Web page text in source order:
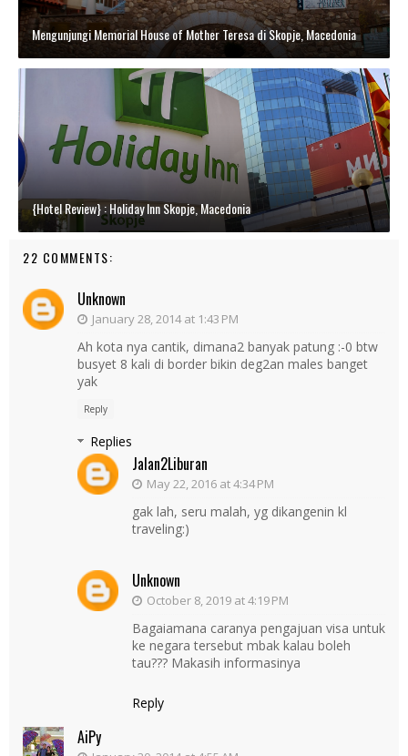
Mengunjungi Memorial House of Mother Teresa di Skopje, Macedonia
{Hotel Review} : Holiday Inn Skopje, Macedonia
22 COMMENTS:
Unknown
January 28, 2014 at 1:43 PM
Ah kota nya cantik, dimana2 banyak patung :-0 btw
busyet 8 kali di border bikin deg2an males banget
yak
Reply
Replies
Jalan2Liburan
May 22, 2016 at 4:34 PM
gak lah, seru malah, yg dikangenin kl
traveling:)
Unknown
October 8, 2019 at 4:19 PM
Bagaiamana caranya pengajuan visa untuk
ke negara tersebut mbak kalau boleh
tau??? Makasih informasinya
Reply
AiPy